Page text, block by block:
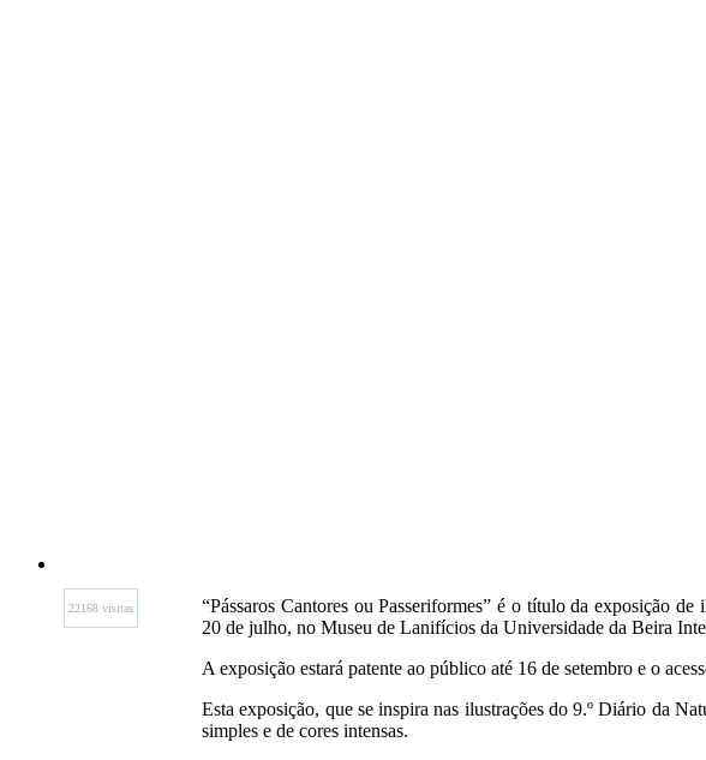
22168 visitas
“Pássaros Cantores ou Passeriformes” é o título da exposição
20 de julho, no Museu de Lanifícios da Universidade da Beira
A exposição estará patente ao público até 16 de setembro e o
Esta exposição, que se inspira nas ilustrações do 9.º Diário da
simples e de cores intensas.